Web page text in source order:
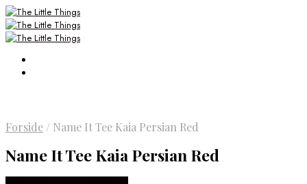
Forside / Name It Tee Kaia Persian Red
Name It Tee Kaia Persian Red